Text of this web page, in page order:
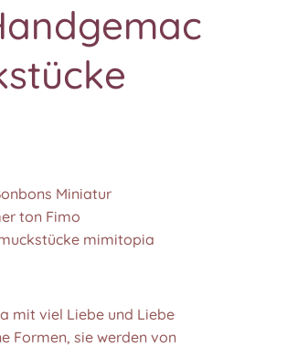
Miniatur
ton Fimo
mimitopia
mit viel Liebe und Liebe
Formen, sie werden von